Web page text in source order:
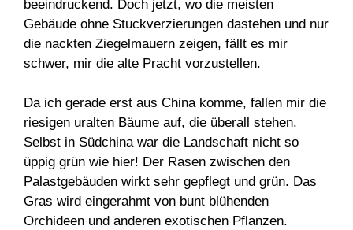
beeindruckend. Doch jetzt, wo die meisten
Gebäude ohne Stuckverzierungen dastehen und nur
die nackten Ziegelmauern zeigen, fällt es mir
schwer, mir die alte Pracht vorzustellen.
Da ich gerade erst aus China komme, fallen mir die
riesigen uralten Bäume auf, die überall stehen.
Selbst in Südchina war die Landschaft nicht so
üppig grün wie hier! Der Rasen zwischen den
Palastgebäuden wirkt sehr gepflegt und grün. Das
Gras wird eingerahmt von bunt blühenden
Orchideen und anderen exotischen Pflanzen.